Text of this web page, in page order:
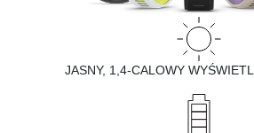
JASNY, 1,4-CALOWY